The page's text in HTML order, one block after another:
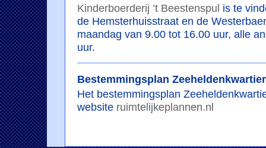
Kinderboerderij ’t Beestenspul is te
de Hemsterhuisstraat en de
maandag van 9.00 tot 16.00 uur, alle
uur.
Bestemmingsplan Zeeheldenkwartier
Het bestemmingsplan
website ruimtelijkeplannen.nl